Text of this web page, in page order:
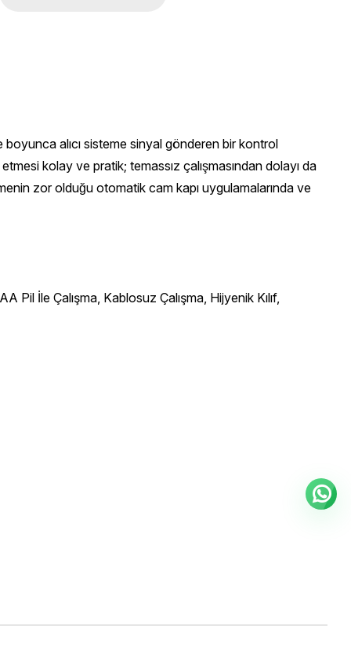
boyunca alıcı sisteme sinyal gönderen bir kontrol
kolay ve pratik; temassız çalışmasından dolayı da
zor olduğu otomatik cam kapı uygulamalarında ve
Pil İle Çalışma, Kablosuz Çalışma, Hijyenik Kılıf,